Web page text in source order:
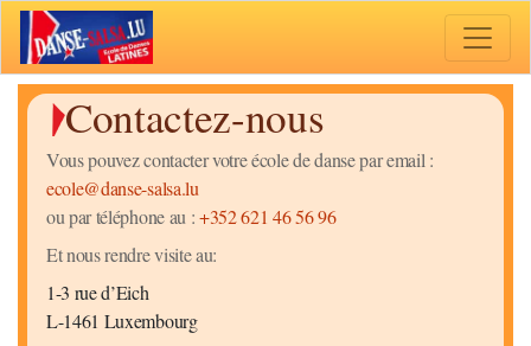
Contactez-nous
Vous pouvez contacter votre école de danse par email :
ecole@danse-salsa.lu
ou par téléphone au :+352 621 46 56 96
Et nous rendre visite au:
1-3 rue d’Eich
L-1461 Luxembourg